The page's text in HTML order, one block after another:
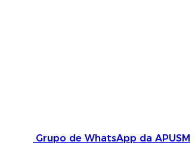
Grupo de WhatsApp da APUSM